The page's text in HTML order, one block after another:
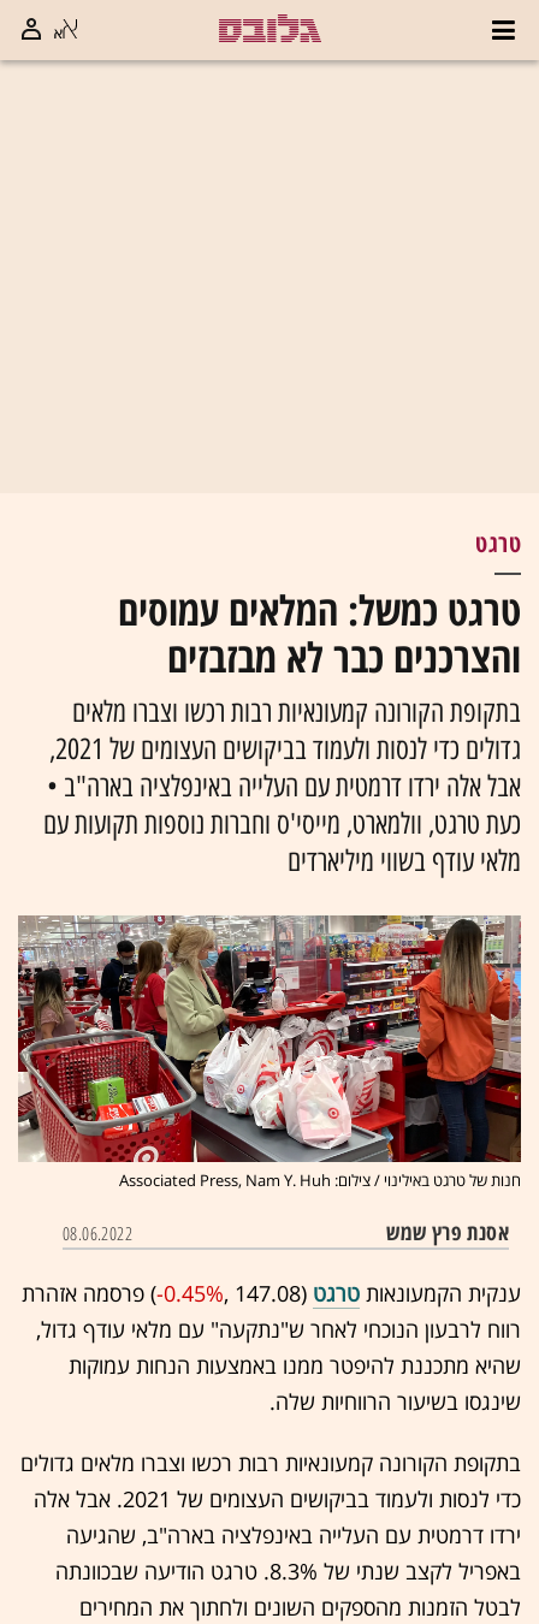
טרגט
טרגט כמשל: המלאים עמוסים
והצרכנים כבר לא מבזבזים
בתקופת הקורונה קמעונאיות רבות רכשו וצברו מלאים
גדולים כדי לנסות ולעמוד בביקושים העצומים של 2021,
אבל אלה ירדו דרמטית עם העלייה באינפלציה בארה"ב •
כעת טרגט, וולמארט, מייסי'ס וחברות נוספות תקועות עם
מלאי עודף בשווי מיליארדים
חנות של טרגט באילינוי / צילום: Associated Press, Nam Y. Huh
אסנת פרץ שמש 08.06.2022
ענקית הקמעונאות טרגט (147.08 ,‎
-0.45%‏) פרסמה אזהרת
רווח לרבעון הנוכחי לאחר ש"נתקעה" עם מלאי עודף גדול,
שהיא מתכננת להיפטר ממנו באמצעות הנחות עמוקות
שינגסו בשיעור הרווחיות שלה.
בתקופת הקורונה קמעונאיות רבות רכשו וצברו מלאים גדולים
כדי לנסות ולעמוד בביקושים העצומים של 2021. אבל אלה
ירדו דרמטית עם העלייה באינפלציה בארה"ב, שהגיעה
באפריל לקצב שנתי של 8.3%. טרגט הודיעה שבכוונתה
לבטל הזמנות מהספקים השונים ולחתוך את המחירים